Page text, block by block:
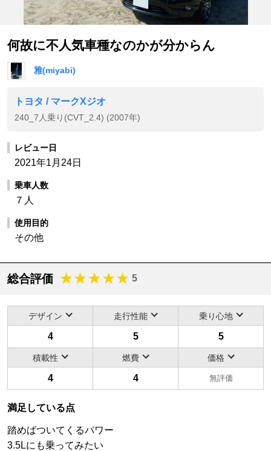
何故に不人気車種なのかが分からん
雅(miyabi)
トヨタ / マークXジオ
240_7人乗り(CVT_2.4) (2007年)
レビュー日
2021年1月24日
乗車人数
７人
使用目的
その他
総合評価 5
デザイン 走行性能 乗り心地
4 5 5
積載性 燃費 価格
4 4 無評価
満足している点
踏めばついてくるパワー
3.5Lにも乗ってみたい